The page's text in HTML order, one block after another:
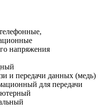
напряжения
и передачи данных (медь)
для передачи